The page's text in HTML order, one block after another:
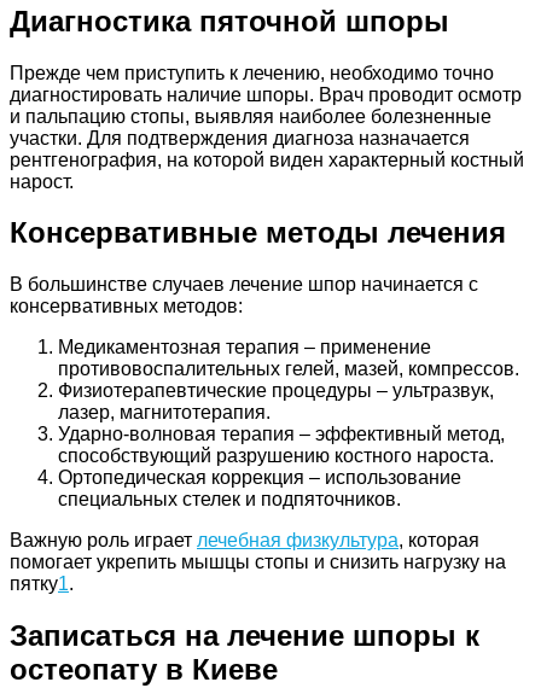
Диагностика пяточной шпоры
Прежде чем приступить к лечению, необходимо точно
диагностировать наличие шпоры. Врач проводит осмотр
и пальпацию стопы, выявляя наиболее болезненные
участки. Для подтверждения диагноза назначается
рентгенография, на которой виден характерный костный
нарост.
Консервативные методы лечения
В большинстве случаев лечение шпор начинается с
консервативных методов:
Медикаментозная терапия – применение
противовоспалительных гелей, мазей, компрессов.
Физиотерапевтические процедуры – ультразвук,
лазер, магнитотерапия.
Ударно-волновая терапия – эффективный метод,
способствующий разрушению костного нароста.
Ортопедическая коррекция – использование
специальных стелек и подпяточников.
Важную роль играет лечебная физкультура, которая
помогает укрепить мышцы стопы и снизить нагрузку на
пятку1.
Записаться на лечение шпоры к
остеопату в Киеве